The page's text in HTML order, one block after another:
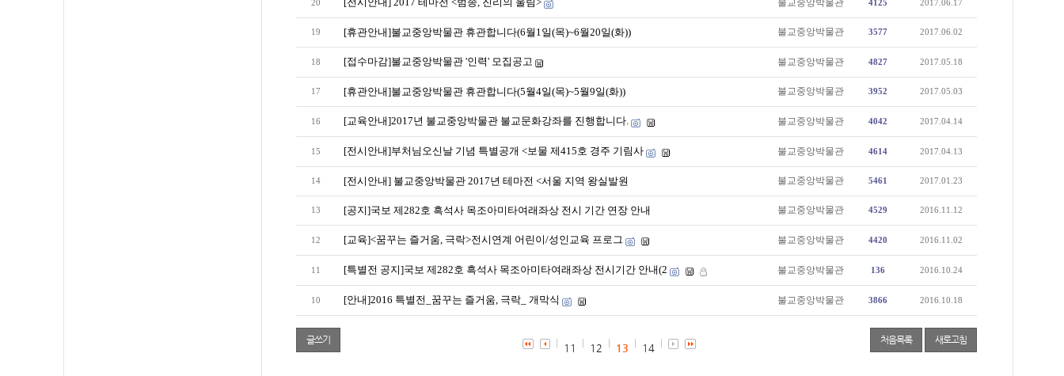
20 불교중앙박물관 4125 2017.06.17
19 [휴관안내]불교중앙박물관 휴관합니다(6월1일(목)~6월20일(화)) 불교중앙박물관 3577 2017.06.02
18 [접수마감]불교중앙박물관 '인력' 모집공고 불교중앙박물관 4827 2017.05.18
17 [휴관안내]불교중앙박물관 휴관합니다(5월4일(목)~5월9일(화)) 불교중앙박물관 3952 2017.05.03
16 [교육안내]2017년 불교중앙박물관 불교문화강좌를 진행합니다. 불교중앙박물관 4042 2017.04.14
15 [전시안내]부처님오신날 기념 특별공개 <보물 제415호 경주 기림사 불교중앙박물관 4614 2017.04.13
14 [전시안내] 불교중앙박물관 2017년 테마전 <서울 지역 왕실발원 불교중앙박물관 5461 2017.01.23
13 [공지]국보 제282호 흑석사 목조아미타여래좌상 전시 기간 연장 안내 불교중앙박물관 4529 2016.11.12
12 [교육]<꿈꾸는 즐거움, 극락>전시연계 어린이/성인교육 프로그 불교중앙박물관 4420 2016.11.02
11 [특별전 공지]국보 제282호 흑석사 목조아미타여래좌상 전시기간 안내(2 불교중앙박물관 136 2016.10.24
10 [안내]2016 특별전_꿈꾸는 즐거움, 극락_ 개막식 불교중앙박물관 3866 2016.10.18
글쓰기 처음목록 새로고침
11 12 13 14